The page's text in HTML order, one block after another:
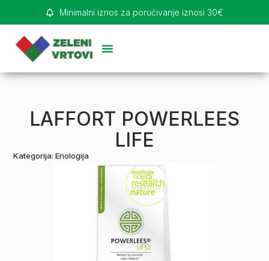
Minimalni iznos za poručivanje iznosi 30€
LAFFORT POWERLEES
LIFE
Kategorija:Enologija